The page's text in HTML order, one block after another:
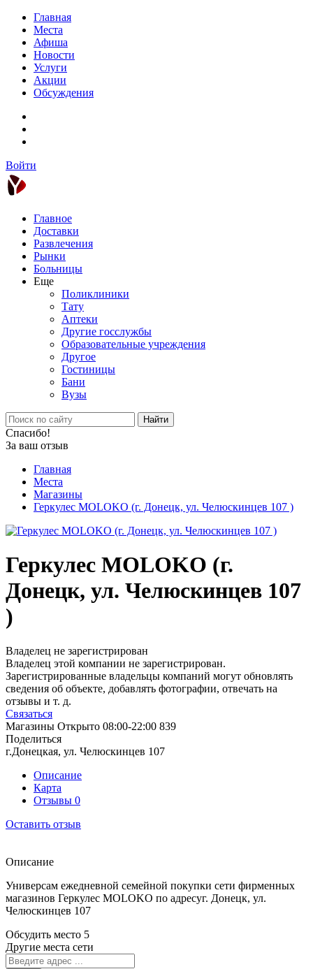
Главная
Места
Афиша
Новости
Услуги
Акции
Обсуждения
Войти
Главное
Доставки
Развлечения
Рынки
Больницы
Еще
Поликлиники
Тату
Аптеки
Другие госслужбы
Образовательные учреждения
Другое
Гостиницы
Бани
Вузы
Найти
Спасибо!
За ваш отзыв
Главная
Места
Магазины
Геркулес MOLOKO (г. Донецк, ул. Челюскинцев 107 )
Геркулес MOLOKO (г.
Донецк, ул. Челюскинцев 107
)
Владелец не зарегистрирован
Владелец этой компании не зарегистрирован.
Зарегистрированные владельцы компаний могут обновлять
сведения об объекте, добавлять фотографии, отвечать на
отзывы и т. д.
Связаться
Магазины Открыто 08:00-22:00 839
Поделиться
г.Донецкая, ул. Челюскинцев 107
Описание
Карта
Отзывы 0
Оставить отзыв
Описание
Универсам ежедневной семейной покупки сети фирменных
магазинов Геркулес MOLOKO по адресуг. Донецк, ул.
Челюскинцев 107
Обсудить место 5
Другие места сети